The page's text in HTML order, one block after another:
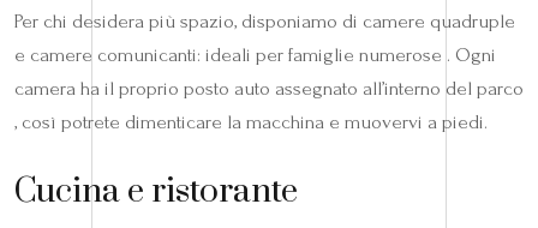
Per chi desidera più spazio, disponiamo di camere quadruple
e camere comunicanti: ideali per famiglie numerose . Ogni
camera ha il proprio posto auto assegnato all’interno del parco
, così potrete dimenticare la macchina e muovervi a piedi.
Cucina e ristorante